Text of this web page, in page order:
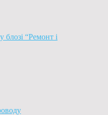
блозі “Ремонт і